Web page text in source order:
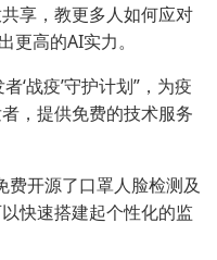
享，教更多人如何应对
更高的AI实力。
‘战疫’守护计划”，为疫
，提供免费的技术服务
开源了口罩人脸检测及
快速搭建起个性化的监